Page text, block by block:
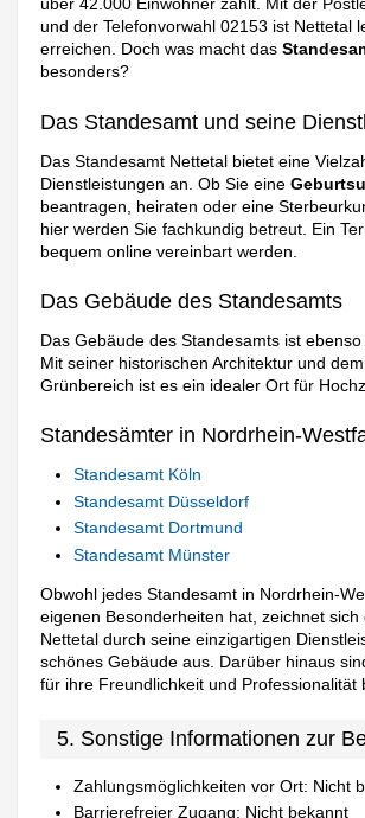
über 42.000 Einwohner zählt. Mit der
und der Telefonvorwahl 02153 ist Nettetal
erreichen. Doch was macht das
besonders?
Das Standesamt und seine
Das Standesamt Nettetal bietet eine
Dienstleistungen an. Ob Sie eine
beantragen, heiraten oder eine
hier werden Sie fachkundig betreut. Ein
bequem online vereinbart werden.
Das Gebäude des Standesamts
Das Gebäude des Standesamts ist ebenso
Mit seiner historischen Architektur und
Grünbereich ist es ein idealer Ort für
Standesämter in Nordrhein-
Standesamt Köln
Standesamt Düsseldorf
Standesamt Dortmund
Standesamt Münster
Obwohl jedes Standesamt in Nordrhein-
eigenen Besonderheiten hat, zeichnet sich
Nettetal durch seine einzigartigen
schönes Gebäude aus. Darüber hinaus
für ihre Freundlichkeit und Professionalität
5. Sonstige Informationen zur
Zahlungsmöglichkeiten vor Ort: Nicht
Barrierefreier Zugang: Nicht bekannt